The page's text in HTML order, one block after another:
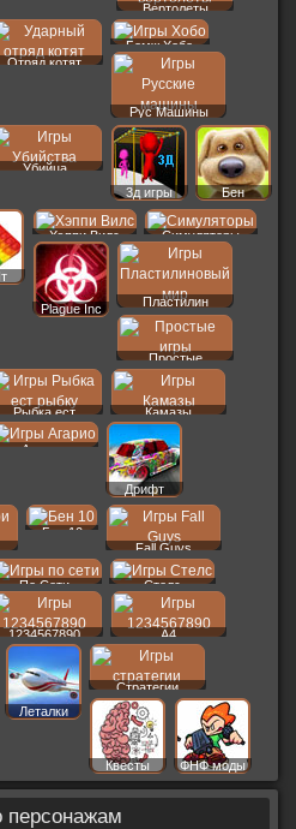
Вертолеты
Отряд котят
Бомж Хобо
Рус Машины
Убийца
3д игры
Бен
Хэппи Вилс Симуляторы
Plague Inc
Пластилин
Простые
Рыбка ест Камазы
Агарио
Дрифт
Бен 10
Fall Guys
По Сети Стелс
1234567890 A4
Леталки
Стратегии
Квесты ФНФ моды
персонажам